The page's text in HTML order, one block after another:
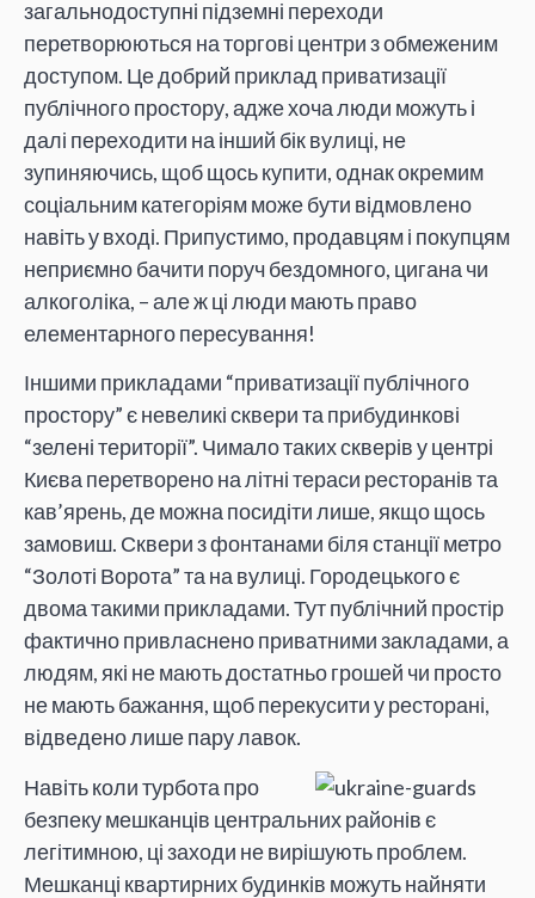
загальнодоступні підземні переходи
перетворюються на торгові центри з обмеженим
доступом. Це добрий приклад приватизації
публічного простору, адже хоча люди можуть і
далі переходити на інший бік вулиці, не
зупиняючись, щоб щось купити, однак окремим
соціальним категоріям може бути відмовлено
навіть у вході. Припустимо, продавцям і покупцям
неприємно бачити поруч бездомного, цигана чи
алкоголіка, – але ж ці люди мають право
елементарного пересування!
Іншими прикладами “приватизації публічного
простору” є невеликі сквери та прибудинкові
“зелені території”. Чимало таких скверів у центрі
Києва перетворено на літні тераси ресторанів та
кав’ярень, де можна посидіти лише, якщо щось
замовиш. Сквери з фонтанами біля станції метро
“Золоті Ворота” та на вулиці. Городецького є
двома такими прикладами. Тут публічний простір
фактично привласнено приватними закладами, а
людям, які не мають достатньо грошей чи просто
не мають бажання, щоб перекусити у ресторані,
відведено лише пару лавок.
Навіть коли турбота про
безпеку мешканців центральних районів є
легітимною, ці заходи не вирішують проблем.
Мешканці квартирних будинків можуть найняти